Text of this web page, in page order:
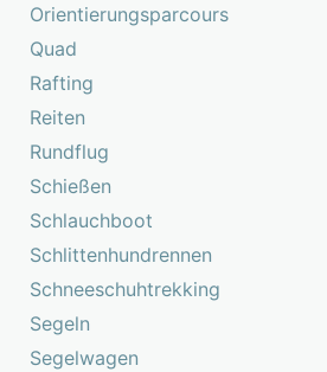
Orientierungsparcours
Quad
Rafting
Reiten
Rundflug
Schießen
Schlauchboot
Schlittenhundrennen
Schneeschuhtrekking
Segeln
Segelwagen